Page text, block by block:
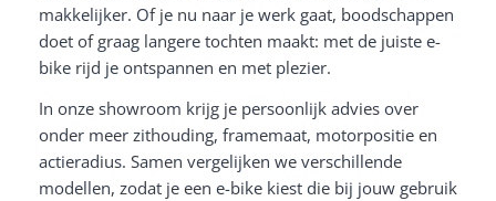
makkelijker. Of je nu naar je werk gaat, boodschappen
doet of graag langere tochten maakt: met de juiste e-
bike rijd je ontspannen en met plezier.
In onze showroom krijg je persoonlijk advies over
onder meer zithouding, framemaat, motorpositie en
actieradius. Samen vergelijken we verschillende
modellen, zodat je een e-bike kiest die bij jouw gebruik